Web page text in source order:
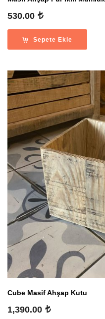
530.00
Sepete Ekle
Cube Masif Ahşap Kutu
1,390.00